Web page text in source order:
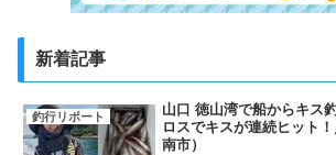
新着記事
釣行リポート
山口 徳山湾で船からキス
ロスでキスが連続ヒット
南市）